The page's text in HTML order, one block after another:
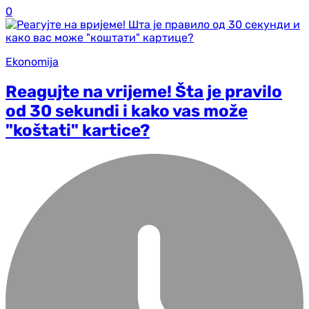
0
Ekonomija
Reagujte na vrijeme! Šta je pravilo
od 30 sekundi i kako vas može
"koštati" kartice?